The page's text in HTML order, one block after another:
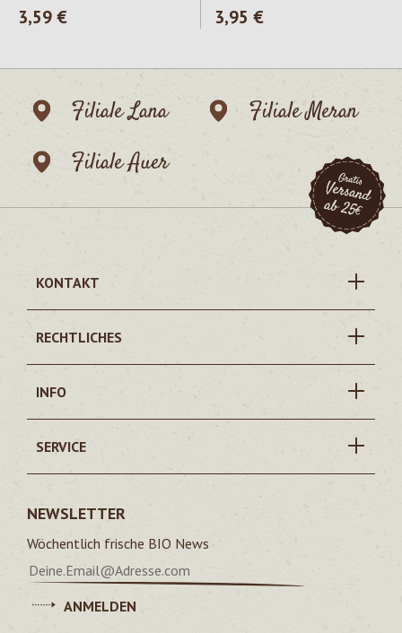
Regulärer Preis:
3,59 € Regulärer Preis:
3,95 €
Filiale Lana
Filiale Meran
Filiale Auer
KONTAKT
RECHTLICHES
INFO
SERVICE
NEWSLETTER
Wöchentlich frische BIO News
ANMELDEN